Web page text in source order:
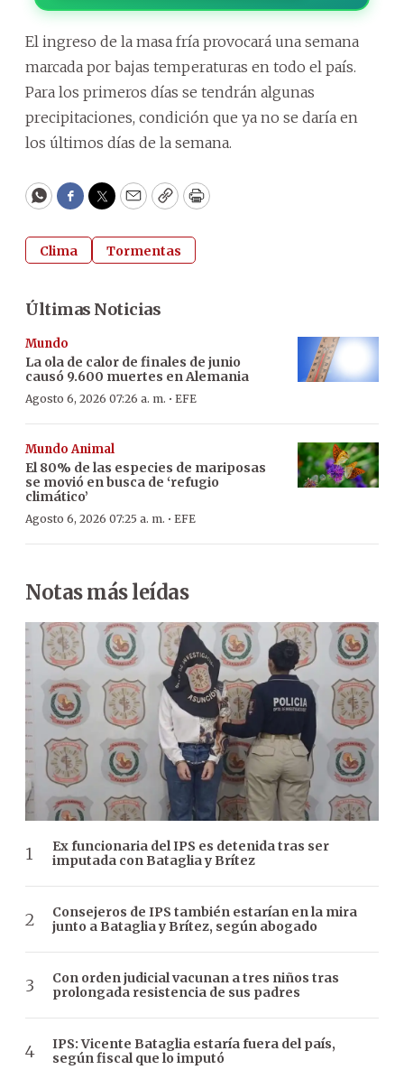
El ingreso de la masa fría provocará una semana
marcada por bajas temperaturas en todo el país.
Para los primeros días se tendrán algunas
precipitaciones, condición que ya no se daría en
los últimos días de la semana.
WhatsApp
Facebook
Twitter
EmailCopyPrint
Clima Tormentas
Últimas Noticias
Mundo
La ola de calor de finales de junio
causó 9.600 muertes en Alemania
Agosto 6, 2026 07:26 a. m. · EFE
Mundo Animal
El 80% de las especies de mariposas
se movió en busca de ‘refugio
climático’
Agosto 6, 2026 07:25 a. m. · EFE
Notas más leídas
Ex funcionaria del IPS es detenida tras ser
imputada con Bataglia y Brítez
Consejeros de IPS también estarían en la mira
junto a Bataglia y Brítez, según abogado
Con orden judicial vacunan a tres niños tras
prolongada resistencia de sus padres
IPS: Vicente Bataglia estaría fuera del país,
según fiscal que lo imputó